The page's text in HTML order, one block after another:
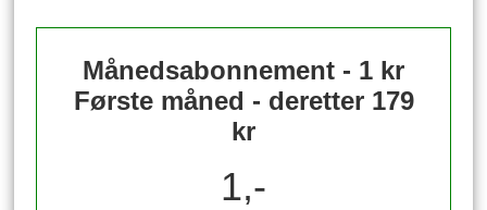
Månedsabonnement - 1 kr
Første måned - deretter 179
kr
1,-